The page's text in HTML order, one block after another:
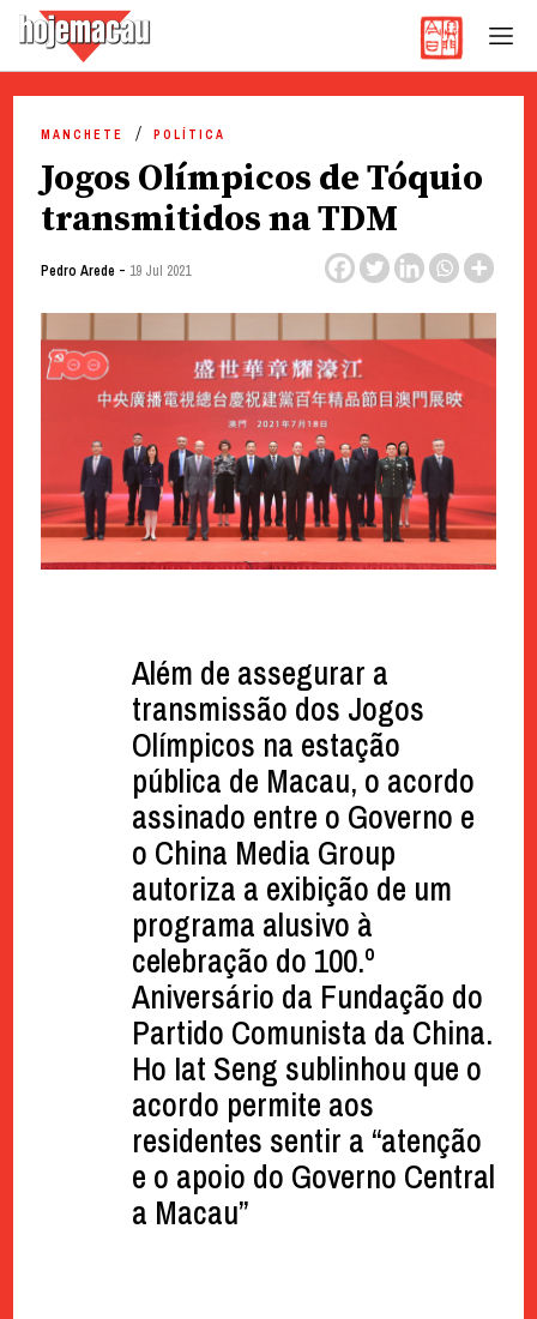
content
MANCHETE POLÍTICA
Jogos Olímpicos de Tóquio
transmitidos na TDM
Pedro Arede - 19 Jul 2021
Além de assegurar a
transmissão dos Jogos
Olímpicos na estação
pública de Macau, o acordo
assinado entre o Governo e
o China Media Group
autoriza a exibição de um
programa alusivo à
celebração do 100.º
Aniversário da Fundação do
Partido Comunista da China.
Ho Iat Seng sublinhou que o
acordo permite aos
residentes sentir a “atenção
e o apoio do Governo Central
a Macau”